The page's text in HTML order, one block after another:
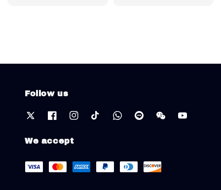
Follow us
We accept